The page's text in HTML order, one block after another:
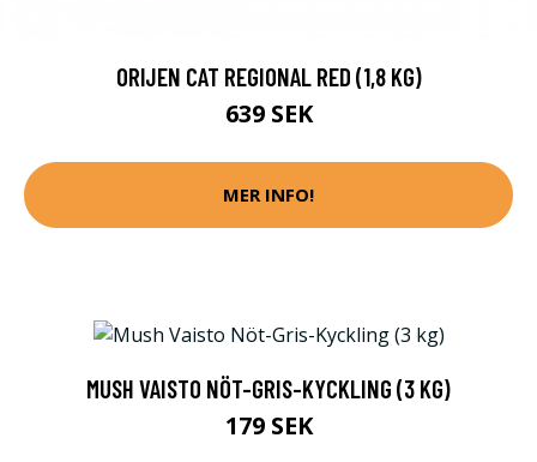
ORIJEN CAT REGIONAL RED (1,8 KG)
639 SEK
MER INFO!
MUSH VAISTO NÖT-GRIS-KYCKLING (3 KG)
179 SEK